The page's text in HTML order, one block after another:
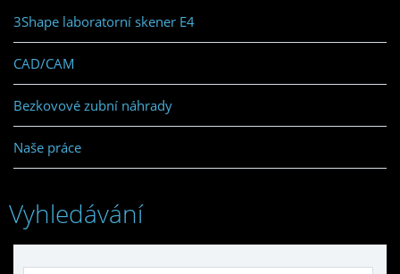
3Shape laboratorní skener E4
CAD/CAM
Bezkovové zubní náhrady
Naše práce
Vyhledávání